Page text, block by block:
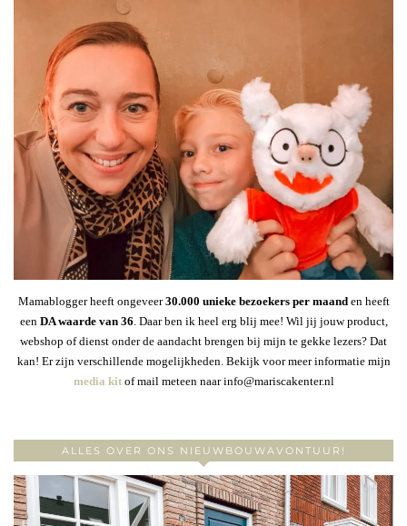
Mamablogger heeft ongeveer30.000 unieke bezoekers per maanden heeft
een DA waarde van 36 . Daar ben ik heel erg blij mee! Wil jij jouw product,
webshop of dienst onder de aandacht brengen bij mijn te gekke lezers? Dat
kan! Er zijn verschillende mogelijkheden. Bekijk voor meer informatie mijn
media kitof mail meteen naar info@mariscakenter.nl
ALLES OVER ONS NIEUWBOUWAVONTUUR!